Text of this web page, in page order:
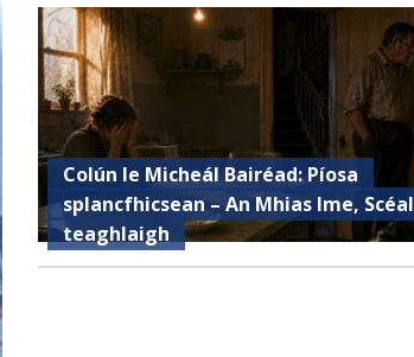
Colún le Micheál Bairéad: Píosa
splancfhicsean – An Mhias Ime, Scéal
teaghlaigh